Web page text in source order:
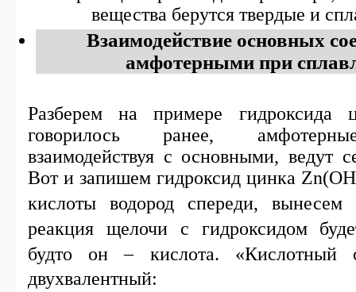
вещества берутся твердые и
Взаимодействие основных
амфотерными при
Разберем на примере
говорилось ранее,
взаимодействуя с основными, ведут
Вот и запишем гидроксид цинка Zn(OH
кислоты водород спереди,
реакция щелочи с гидроксидом
будто он – кислота. «Кислотный
двухвалентный: